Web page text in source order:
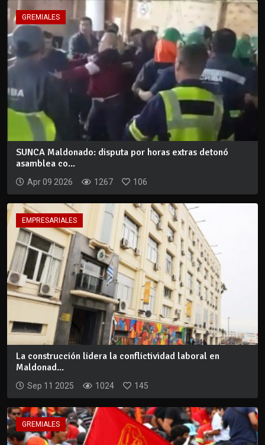
GREMIALES
SUNCA Maldonado: disputa por horas extras detonó
asamblea co...
Apr 09 2026 1267 106
EMPRESARIALES
La construcción lidera la conflictividad laboral en
Maldonad...
Sep 11 2025 1024 145
GREMIALES